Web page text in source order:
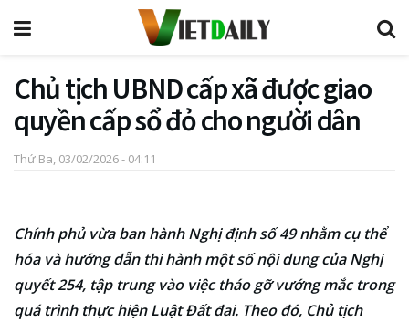
Chủ tịch UBND cấp xã được giao
quyền cấp sổ đỏ cho người dân
Thứ Ba, 03/02/2026 - 04:11
Chính phủ vừa ban hành Nghị định số 49 nhằm cụ thể
hóa và hướng dẫn thi hành một số nội dung của Nghị
quyết 254, tập trung vào việc tháo gỡ vướng mắc trong
quá trình thực hiện Luật Đất đai. Theo đó, Chủ tịch